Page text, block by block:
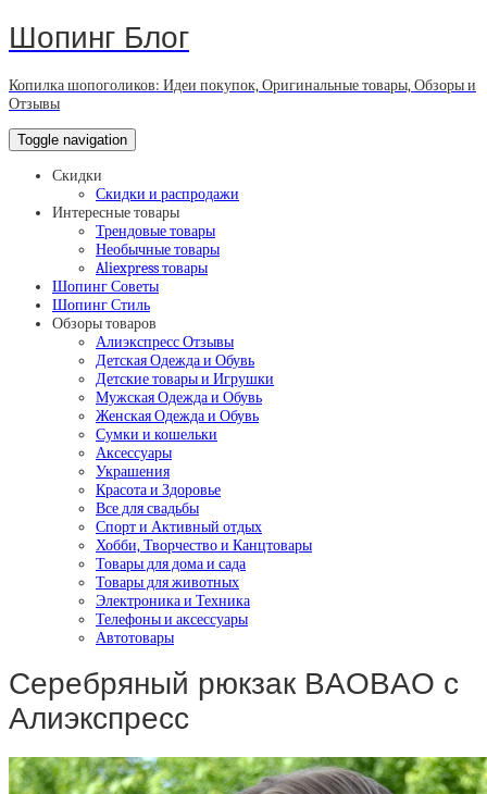
Шопинг Блог
Копилка шопоголиков: Идеи покупок, Оригинальные товары, Обзоры и
Отзывы
Toggle navigation
Скидки
Скидки и распродажи
Интересные товары
Трендовые товары
Необычные товары
Aliexpress товары
Шопинг Советы
Шопинг Стиль
Обзоры товаров
Алиэкспресс Отзывы
Детская Одежда и Обувь
Детские товары и Игрушки
Мужская Одежда и Обувь
Женская Одежда и Обувь
Сумки и кошельки
Аксессуары
Украшения
Красота и Здоровье
Все для свадьбы
Спорт и Активный отдых
Хобби, Творчество и Канцтовары
Товары для дома и сада
Товары для животных
Электроника и Техника
Телефоны и аксессуары
Автотовары
Серебряный рюкзак BAOBAO с
Алиэкспресс